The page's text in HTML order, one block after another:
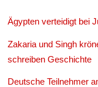
Ägypten verteidigt bei
Zakaria und Singh
schreiben Geschichte
Deutsche Teilnehmer